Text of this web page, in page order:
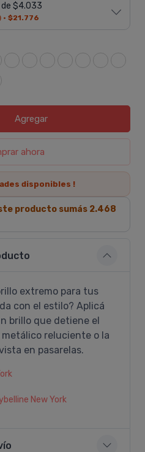
de $4.033
· $21.776
Agregar
ahora
disponibles !
producto sumás 2.468
extremo para tus
con el estilo? Aplicá
brillo que detiene el
reluciente o la
en pasarelas.
New York